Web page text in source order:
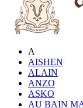
A
AISHEN
ALAIN
ANZO
ASKO
AU BAIN